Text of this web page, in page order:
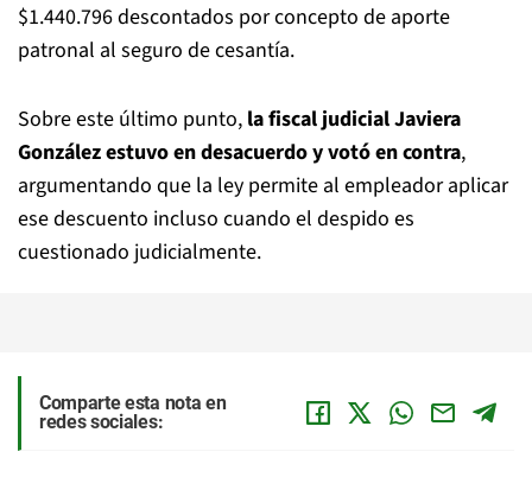
$1.440.796 descontados por concepto de aporte
patronal al seguro de cesantía.
Sobre este último punto, la fiscal judicial Javiera
González estuvo en desacuerdo y votó en contra,
argumentando que la ley permite al empleador aplicar
ese descuento incluso cuando el despido es
cuestionado judicialmente.
Comparte esta nota en
redes sociales: